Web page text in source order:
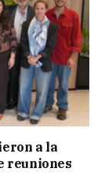
a la
reuniones